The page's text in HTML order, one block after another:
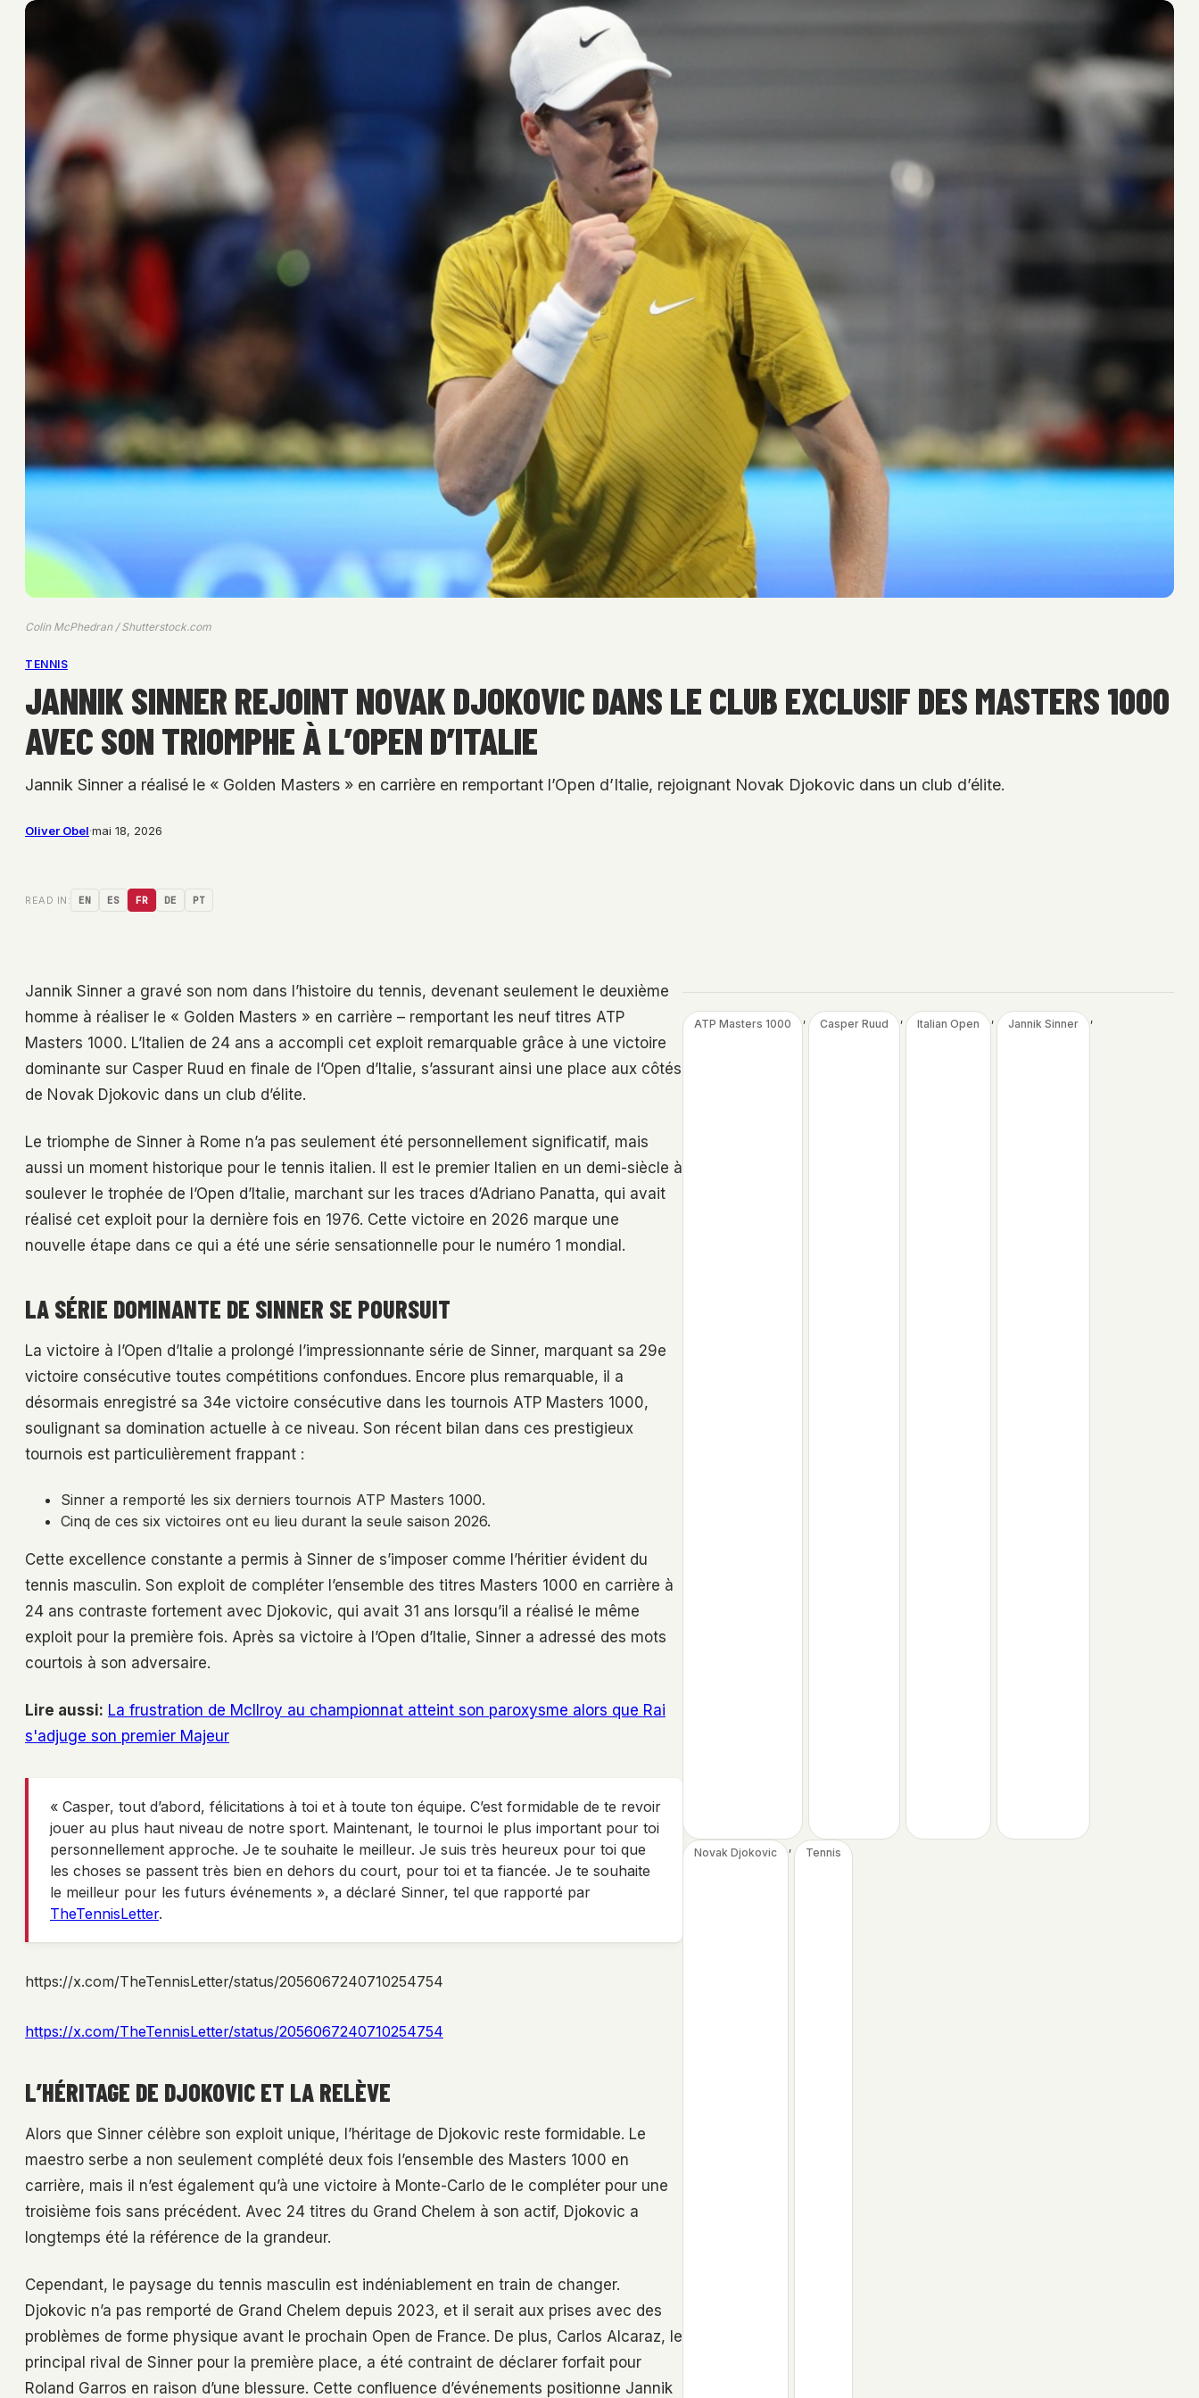
Colin McPhedran / Shutterstock.com
TENNIS
JANNIK SINNER REJOINT NOVAK DJOKOVIC DANS LE CLUB EXCLUSIF DES MASTERS 1000
AVEC SON TRIOMPHE À L’OPEN D’ITALIE
Jannik Sinner a réalisé le « Golden Masters » en carrière en remportant l’Open d’Italie, rejoignant Novak Djokovic dans un club d’élite.
Oliver Obel·mai 18, 2026
READ IN: EN ES FR DE PT
Jannik Sinner a gravé son nom dans l’histoire du tennis, devenant seulement le deuxième
homme à réaliser le « Golden Masters » en carrière – remportant les neuf titres ATP
Masters 1000. L’Italien de 24 ans a accompli cet exploit remarquable grâce à une victoire
dominante sur Casper Ruud en finale de l’Open d’Italie, s’assurant ainsi une place aux côtés
de Novak Djokovic dans un club d’élite.
Le triomphe de Sinner à Rome n’a pas seulement été personnellement significatif, mais
aussi un moment historique pour le tennis italien. Il est le premier Italien en un demi-siècle à
soulever le trophée de l’Open d’Italie, marchant sur les traces d’Adriano Panatta, qui avait
réalisé cet exploit pour la dernière fois en 1976. Cette victoire en 2026 marque une
nouvelle étape dans ce qui a été une série sensationnelle pour le numéro 1 mondial.
LA SÉRIE DOMINANTE DE SINNER SE POURSUIT
La victoire à l’Open d’Italie a prolongé l’impressionnante série de Sinner, marquant sa 29e
victoire consécutive toutes compétitions confondues. Encore plus remarquable, il a
désormais enregistré sa 34e victoire consécutive dans les tournois ATP Masters 1000,
soulignant sa domination actuelle à ce niveau. Son récent bilan dans ces prestigieux
tournois est particulièrement frappant :
Sinner a remporté les six derniers tournois ATP Masters 1000.
Cinq de ces six victoires ont eu lieu durant la seule saison 2026.
Cette excellence constante a permis à Sinner de s’imposer comme l’héritier évident du
tennis masculin. Son exploit de compléter l’ensemble des titres Masters 1000 en carrière à
24 ans contraste fortement avec Djokovic, qui avait 31 ans lorsqu’il a réalisé le même
exploit pour la première fois. Après sa victoire à l’Open d’Italie, Sinner a adressé des mots
courtois à son adversaire.
Lire aussi: La frustration de McIlroy au championnat atteint son paroxysme alors que Rai
s'adjuge son premier Majeur
« Casper, tout d’abord, félicitations à toi et à toute ton équipe. C’est formidable de te revoir
jouer au plus haut niveau de notre sport. Maintenant, le tournoi le plus important pour toi
personnellement approche. Je te souhaite le meilleur. Je suis très heureux pour toi que
les choses se passent très bien en dehors du court, pour toi et ta fiancée. Je te souhaite
le meilleur pour les futurs événements », a déclaré Sinner, tel que rapporté par
TheTennisLetter.
https://x.com/TheTennisLetter/status/2056067240710254754
https://x.com/TheTennisLetter/status/2056067240710254754
L’HÉRITAGE DE DJOKOVIC ET LA RELÈVE
Alors que Sinner célèbre son exploit unique, l’héritage de Djokovic reste formidable. Le
maestro serbe a non seulement complété deux fois l’ensemble des Masters 1000 en
carrière, mais il n’est également qu’à une victoire à Monte-Carlo de le compléter pour une
troisième fois sans précédent. Avec 24 titres du Grand Chelem à son actif, Djokovic a
longtemps été la référence de la grandeur.
Cependant, le paysage du tennis masculin est indéniablement en train de changer.
Djokovic n’a pas remporté de Grand Chelem depuis 2023, et il serait aux prises avec des
problèmes de forme physique avant le prochain Open de France. De plus, Carlos Alcaraz, le
principal rival de Sinner pour la première place, a été contraint de déclarer forfait pour
Roland Garros en raison d’une blessure. Cette confluence d’événements positionne Jannik
ATP Masters 1000 , Casper Ruud , Italian Open , Jannik Sinner ,
Novak Djokovic , Tennis